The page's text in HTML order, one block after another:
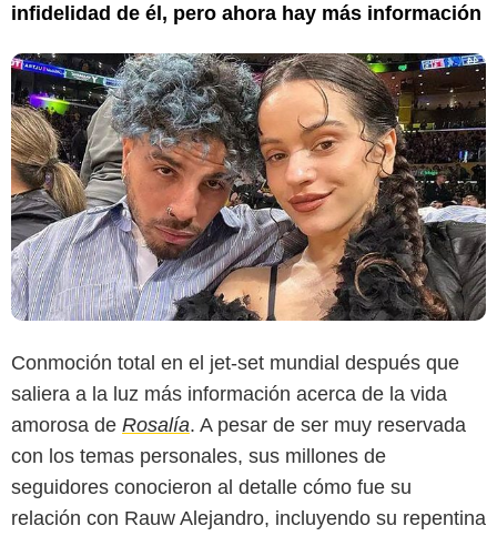
infidelidad de él, pero ahora hay más información
Conmoción total en el jet-set mundial después que
saliera a la luz más información acerca de la vida
amorosa de Rosalía. A pesar de ser muy reservada
con los temas personales, sus millones de
seguidores conocieron al detalle cómo fue su
relación con Rauw Alejandro, incluyendo su repentina
Instagram